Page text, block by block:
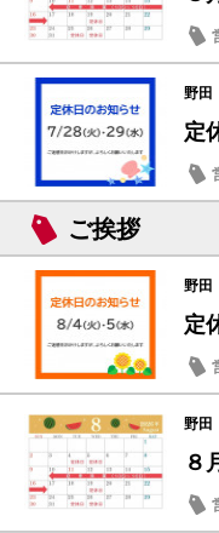
野田
定
ご挨拶
野田
定
野田
８